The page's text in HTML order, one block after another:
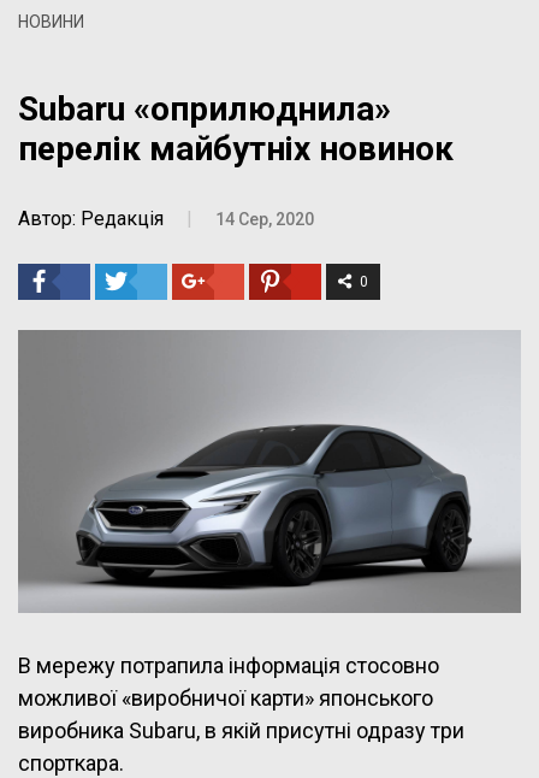
НОВИНИ
Subaru «оприлюднила»
перелік майбутніх новинок
Автор: Редакція | 14 Сер, 2020
0
В мережу потрапила інформація стосовно
можливої «виробничої карти» японського
виробника Subaru, в якій присутні одразу три
спорткара.